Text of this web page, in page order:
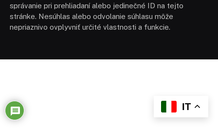
správanie pri prehliadaní alebo jedinečné ID na tejto
stránke. Nesúhlas alebo odvolanie súhlasu môže
nepriaznivo ovplyvniť určité vlastnosti a funkcie.
IT